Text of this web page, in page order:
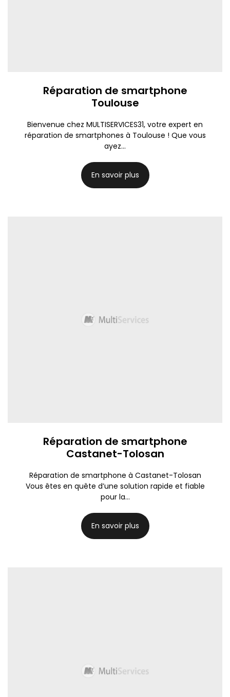
Réparation de smartphone
Toulouse
Bienvenue chez MULTISERVICES31, votre expert en
réparation de smartphones à Toulouse ! Que vous
ayez...
En savoir plus
Réparation de smartphone
Castanet-Tolosan
Réparation de smartphone à Castanet-Tolosan
Vous êtes en quête d’une solution rapide et fiable
pour la...
En savoir plus